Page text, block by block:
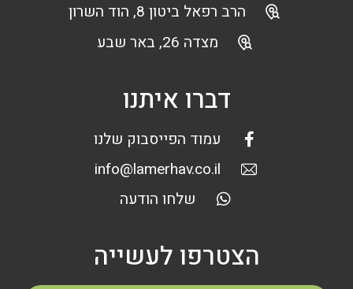
הרב רפאל ביטון 8, הוד השרון
מצדה 26, באר שבע
דברו איתנו
עמוד הפייסבוק שלנו
info@lamerhav.co.il
שלחו הודעה
הצטרפו לעשייה